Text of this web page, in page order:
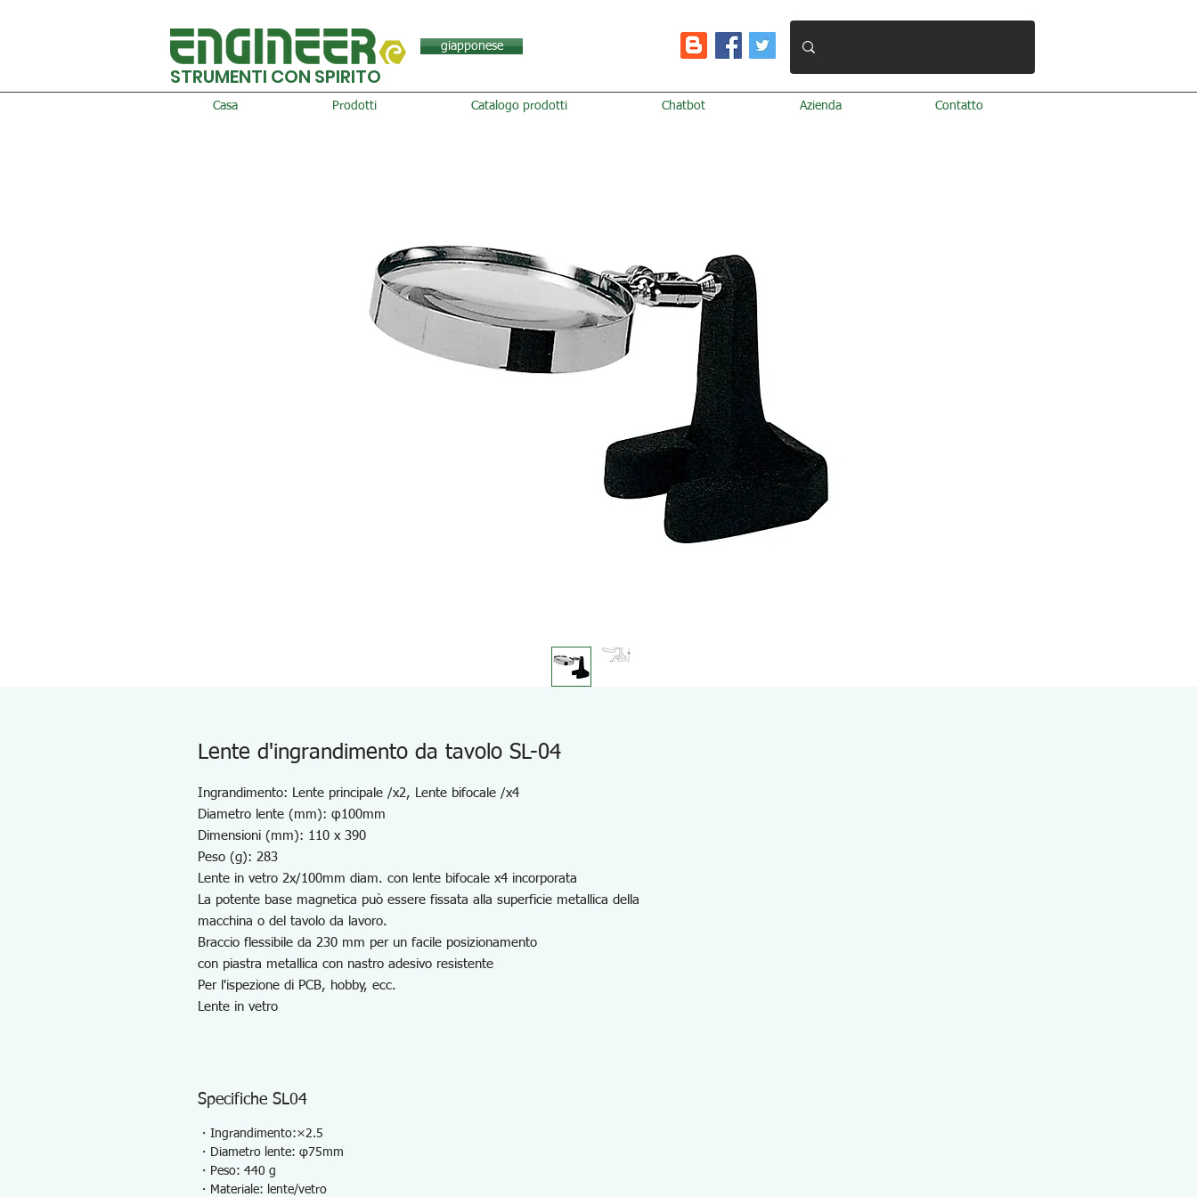
giapponese
STRUMENTI CON SPIRITO
Casa Prodotti Catalogo prodotti Chatbot Azienda Contatto
Lente d'ingrandimento da tavolo SL-04
Ingrandimento: Lente principale /x2, Lente bifocale /x4
Diametro lente (mm): φ100mm
Dimensioni (mm): 110 x 390
Peso (g): 283
Lente in vetro 2x/100mm diam. con lente bifocale x4 incorporata
La potente base magnetica può essere fissata alla superficie metallica della
macchina o del tavolo da lavoro.
Braccio flessibile da 230 mm per un facile posizionamento
con piastra metallica con nastro adesivo resistente
Per l'ispezione di PCB, hobby, ecc.
Lente in vetro
Specifiche SL04
・Ingrandimento:×2.5
・Diametro lente: φ75mm
・Peso: 440 g
・Materiale: lente/vetro